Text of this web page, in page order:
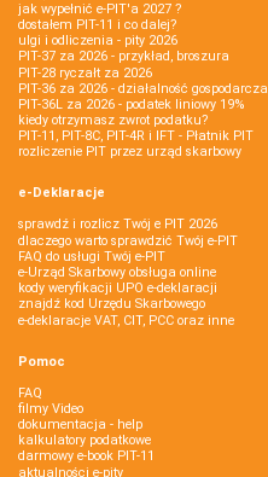
jak wypełnić e-PIT'a 2027 ?
dostałem PIT-11 i co dalej?
ulgi i odliczenia - pity 2026
PIT-37 za 2026 - przykład, broszura
PIT-28 ryczałt za 2026
PIT-36 za 2026 - działalność gospodarcza
PIT-36L za 2026 - podatek liniowy 19%
kiedy otrzymasz zwrot podatku?
PIT-11, PIT-8C, PIT-4R i IFT - Płatnik PIT
rozliczenie PIT przez urząd skarbowy
e-Deklaracje
sprawdź i rozlicz Twój e PIT 2026
dlaczego warto sprawdzić Twój e-PIT
FAQ do usługi Twój e-PIT
e-Urząd Skarbowy obsługa online
kody weryfikacji UPO e-deklaracji
znajdź kod Urzędu Skarbowego
e-deklaracje VAT, CIT, PCC oraz inne
Pomoc
FAQ
filmy Video
dokumentacja - help
kalkulatory podatkowe
darmowy e-book PIT-11
aktualności e-pity